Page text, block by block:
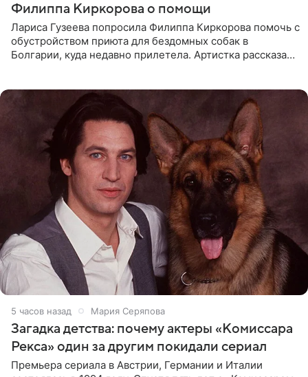
Филиппа Киркорова о помощи
Лариса Гузеева попросила Филиппа Киркорова помочь с
обустройством приюта для бездомных собак в
Болгарии, куда недавно прилетела. Артистка рассказала
5 часов назад Мария Серяпова
Загадка детства: почему актеры «Комиссара
Рекса» один за другим покидали сериал
Премьера сериала в Австрии, Германии и Италии